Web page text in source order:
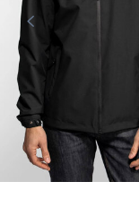
Daytona 73
95,00 €